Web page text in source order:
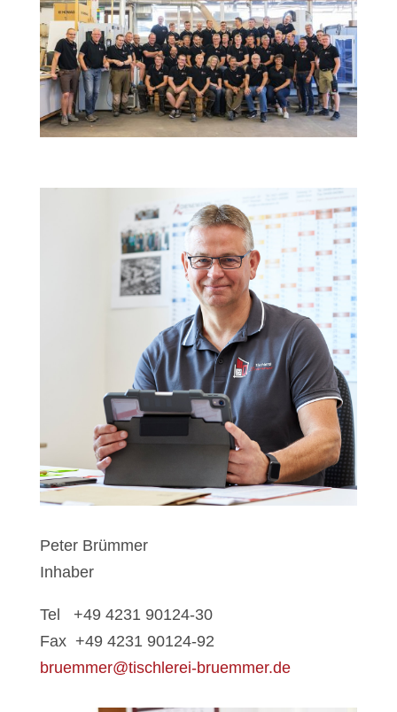
Peter Brümmer
Inhaber
Tel +49 4231 90124-30
Fax +49 4231 90124-92
bruemmer@tischlerei-bruemmer.de